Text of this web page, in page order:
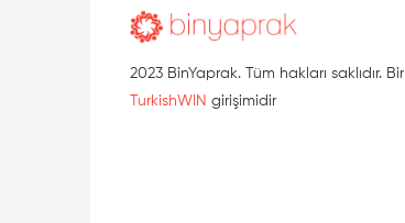
2023 BinYaprak. Tüm hakları saklıdır. Bir
TurkishWIN girişimidir